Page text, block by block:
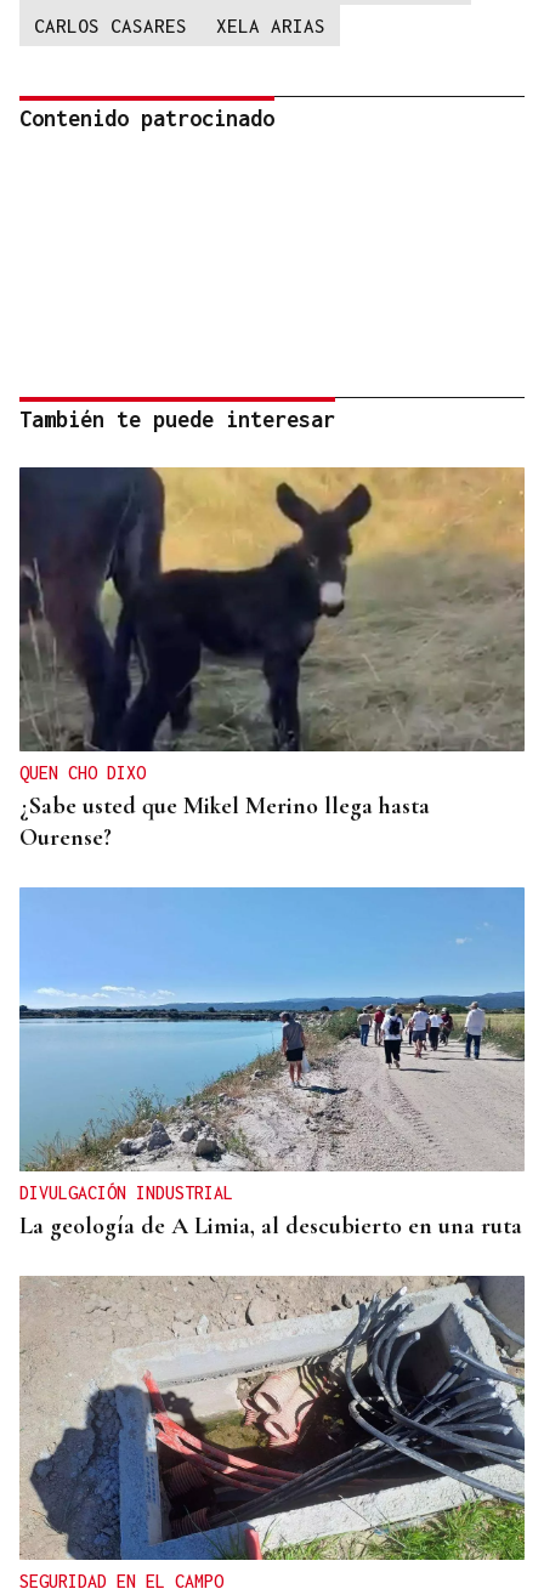
CARLOS CASARES
XELA ARIAS
Contenido patrocinado
También te puede interesar
QUEN CHO DIXO
¿Sabe usted que Mikel Merino llega hasta
Ourense?
DIVULGACIÓN INDUSTRIAL
La geología de A Limia, al descubierto en una ruta
SEGURIDAD EN EL CAMPO